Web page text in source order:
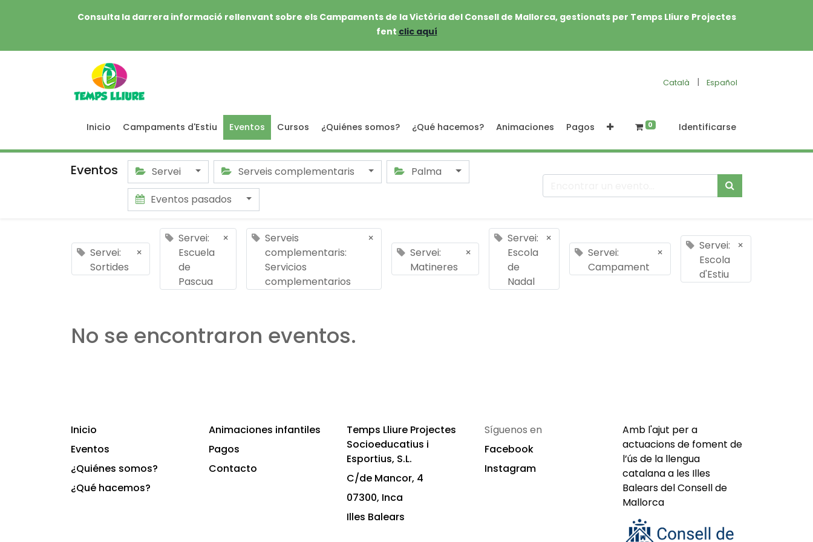
Consulta la darrera informació rellenvant sobre els Campaments de la Victòria del Consell de Mallorca, gestionats per Temps Lliure Projectes
fent clic aquí
Català | Español
Inicio Campaments d'Estiu Eventos Cursos ¿Quiénes somos? ¿Qué hacemos? Animaciones Pagos 0 Identificarse
Eventos Servei Serveis complementaris
Palma
Eventos pasados
Servei:
Sortides
×
Servei:
Escuela
de
Pascua
×
Serveis
complementaris:
Servicios
complementarios
×
Servei:
Matineres
×
Servei:
Escola
de
Nadal
×
Servei:
Campament
×
Servei:
Escola
d'Estiu
×
No se encontraron eventos.
Inicio
Eventos
¿Quiénes somos?
¿Qué hacemos?
Animaciones infantiles
Pagos
Contacto
Temps Lliure Projectes
Socioeducatius i
Esportius, S.L.
C/de Mancor, 4
07300, Inca
Illes Balears
Síguenos en
Facebook
Instagram
Amb l'ajut per a
actuacions de foment de
l’ús de la llengua
catalana a les Illes
Balears del Consell de
Mallorca